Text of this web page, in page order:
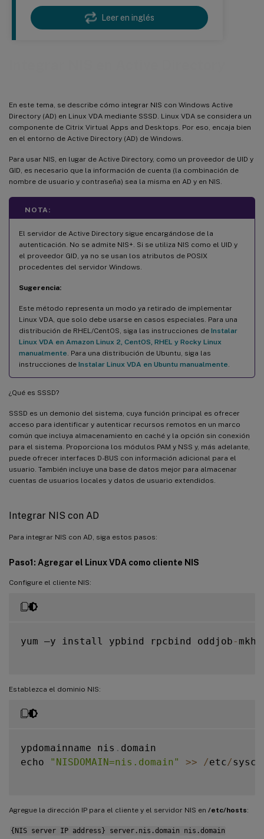
Leer en inglés
En este tema, se describe cómo integrar NIS con Windows Active
Directory (AD) en Linux VDA mediante SSSD. Linux VDA se considera un
componente de Citrix Virtual Apps and Desktops. Por eso, encaja bien
en el entorno de Active Directory (AD) de Windows.
Para usar NIS, en lugar de Active Directory, como un proveedor de UID y
GID, es necesario que la información de cuenta (la combinación de
nombre de usuario y contraseña) sea la misma en AD y en NIS.
NOTA:
El servidor de Active Directory sigue encargándose de la
autenticación. No se admite NIS+. Si se utiliza NIS como el UID y
el proveedor GID, ya no se usan los atributos de POSIX
procedentes del servidor Windows.
Sugerencia:
Este método representa un modo ya retirado de implementar
Linux VDA, que solo debe usarse en casos especiales. Para una
distribución de RHEL/CentOS, siga las instrucciones de Instalar
Linux VDA en Amazon Linux 2, CentOS, RHEL y Rocky Linux
manualmente . Para una distribución de Ubuntu, siga las
instrucciones de Instalar Linux VDA en Ubuntu manualmente
¿Qué es SSSD?
SSSD es un demonio del sistema, cuya función principal es ofrecer
acceso para identificar y autenticar recursos remotos en un marco
común que incluya almacenamiento en caché y la opción sin conexión
para el sistema. Proporciona los módulos PAM y NSS y, más adelante,
puede ofrecer interfaces D-BUS con información adicional para el
usuario. También incluye una base de datos mejor para almacenar
cuentas de usuarios locales y datos de usuario extendidos.
Integrar NIS con AD
Para integrar NIS con AD, siga estos pasos:
Paso1: Agregar el Linux VDA como cliente NIS
Configure el cliente NIS:
yum –y install ypbind rpcbind oddjob -
Establezca el dominio NIS:
ypdomainname nis . domain
echo
"NISDOMAIN=nis.domain" >> /etc/
Agregue la dirección IP para el cliente y el servidor NIS en /etc/hosts:
{NIS server IP address} server.nis.domain nis.domain